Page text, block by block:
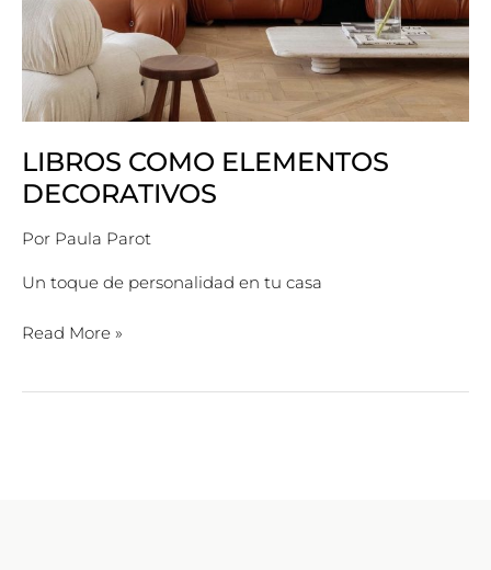
LIBROS COMO ELEMENTOS
DECORATIVOS
Por Paula Parot
Un toque de personalidad en tu casa
Read More »